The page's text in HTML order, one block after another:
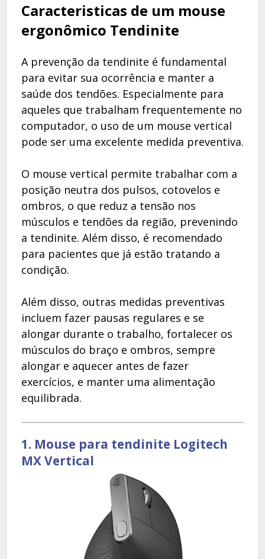
Caracteristicas de um mouse
ergonômico Tendinite
A prevenção da tendinite é fundamental
para evitar sua ocorrência e manter a
saúde dos tendões. Especialmente para
aqueles que trabalham frequentemente no
computador, o uso de um mouse vertical
pode ser uma excelente medida preventiva.
O mouse vertical permite trabalhar com a
posição neutra dos pulsos, cotovelos e
ombros, o que reduz a tensão nos
músculos e tendões da região, prevenindo
a tendinite. Além disso, é recomendado
para pacientes que já estão tratando a
condição.
Além disso, outras medidas preventivas
incluem fazer pausas regulares e se
alongar durante o trabalho, fortalecer os
músculos do braço e ombros, sempre
alongar e aquecer antes de fazer
exercícios, e manter uma alimentação
equilibrada.
1. Mouse para tendinite Logitech
MX Vertical